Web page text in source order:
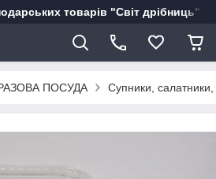
товарів "Світ дрібниць"
ПОСУДА Супники, салатники,